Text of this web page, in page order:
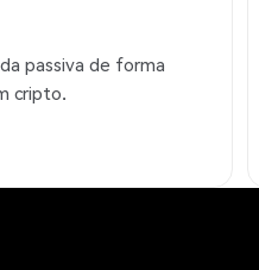
passiva de forma
cripto.